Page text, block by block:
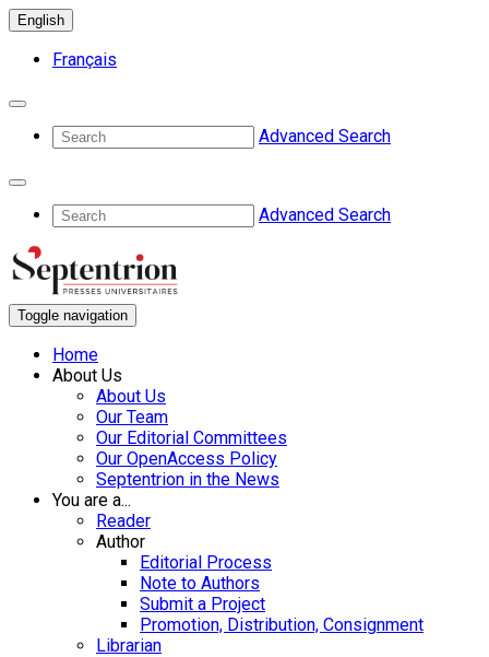
English
Français
Advanced Search
Advanced Search
Toggle navigation
Home
About Us
About Us
Our Team
Our Editorial Committees
Our OpenAccess Policy
Septentrion in the News
You are a...
Reader
Author
Editorial Process
Note to Authors
Submit a Project
Promotion, Distribution, Consignment
Librarian